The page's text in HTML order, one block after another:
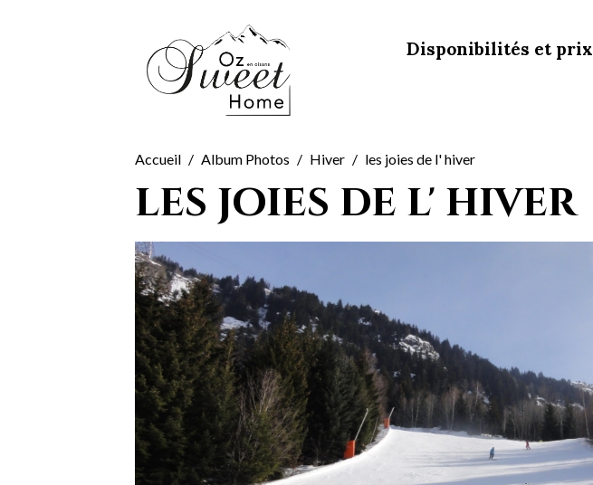
Disponibilités et prix
Accueil Album Photos Hiver les joies de l' hiver
les joies de l' hiver